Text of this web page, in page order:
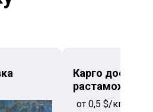
Карго
растаможкой
от 0,5 $/кг.